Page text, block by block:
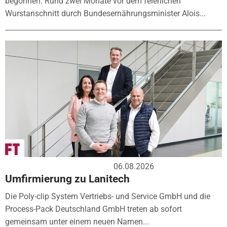
Wurstanschnitt durch Bundesernährungsminister Alois...
06.08.2026
Umfirmierung zu Lanitech
Die Poly-clip System Vertriebs- und Service GmbH und die
Process-Pack Deutschland GmbH treten ab sofort
gemeinsam unter einem neuen Namen...